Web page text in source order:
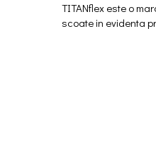
TITANflex este o
scoate in evidenta